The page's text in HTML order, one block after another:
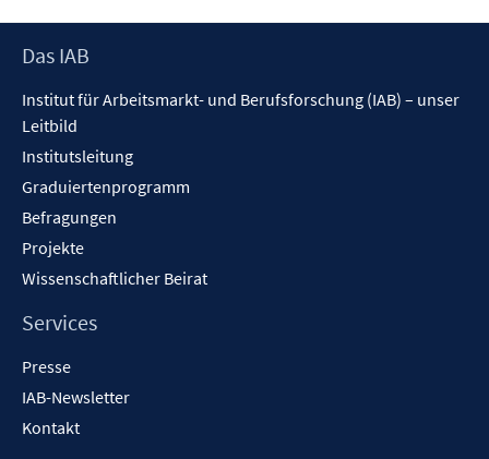
Footer
Das IAB
Institut für Arbeitsmarkt- und Berufsforschung (IAB) – unser
Leitbild
Institutsleitung
Graduiertenprogramm
Befragungen
Projekte
Wissenschaftlicher Beirat
Services
Presse
IAB-Newsletter
Kontakt